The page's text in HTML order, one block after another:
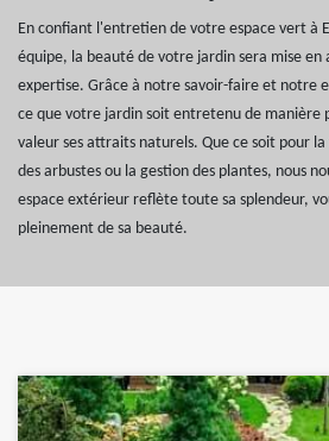
En confiant l'entretien de votre espace vert à
équipe, la beauté de votre jardin sera mise en
expertise. Grâce à notre savoir-faire et notre
ce que votre jardin soit entretenu de manière
valeur ses attraits naturels. Que ce soit pour
des arbustes ou la gestion des plantes, nous
espace extérieur reflète toute sa splendeur,
pleinement de sa beauté.